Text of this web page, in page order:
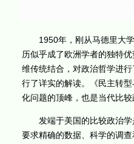
1950年，刚从马德里大学
历似乎成了欧洲学者的独特
维传统结合，对政治哲学进
行了详实的解读。《民主转
化问题的顶峰，也是当代比较
发端于美国的比较政治学
要求精确的数据、科学的调